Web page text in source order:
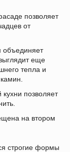
позволяет
от
объединяет
еще
тепла и
позволяет
на втором
строгие формы